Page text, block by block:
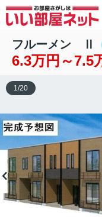
フルーメン Ⅱ
6.3万円～7.5
1/20